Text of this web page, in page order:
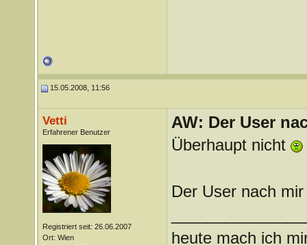
15.05.2008, 11:56
Vetti
Erfahrener Benutzer
Registriert seit: 26.06.2007
Ort: Wien
AW: Der User
Überhaupt nicht
Der User nach
heute mach ich